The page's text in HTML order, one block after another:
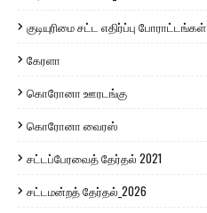
குடியுரிமை சட்ட எதிர்ப்பு போராட்டங்கள்
கேரளா
கொரோனா ஊரடங்கு
கொரோனா வைரஸ்
சட்டப்பேரவைத் தேர்தல் 2021
சட்டமன்றத் தேர்தல்_2026